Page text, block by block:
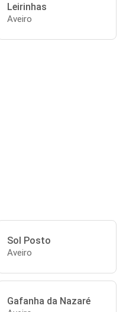
Leirinhas
Aveiro
Sol Posto
Aveiro
Gafanha da Nazaré